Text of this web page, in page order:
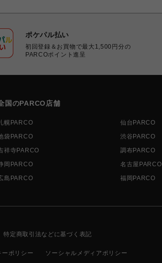
ポケパル払い
初回登録＆お買物で最大1,500円分の
PARCOポイント進呈
国のPARCO店舗
幌PARCO 仙台PARCO
袋PARCO
渋谷PARCO
祥寺PARCO
調布PARCO
岡PARCO
名古屋PARCO
島PARCO
福岡PARCO
特定商取引法などに基づく表記
ーポリシー ソーシャルメディアポリシー